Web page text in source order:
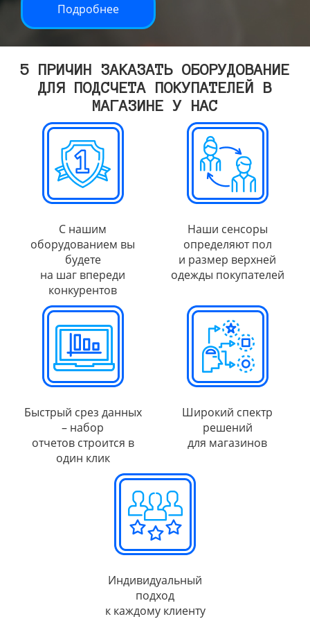
Подробнее
5 ПРИЧИН ЗАКАЗАТЬ ОБОРУДОВАНИЕ
ДЛЯ ПОДСЧЕТА ПОКУПАТЕЛЕЙ В
МАГАЗИНЕ У НАС
С нашим
оборудованием вы
будете
на шаг впереди
конкурентов
Наши сенсоры
определяют пол
и размер верхней
одежды покупателей
Быстрый срез данных
– набор
отчетов строится в
один клик
Широкий спектр
решений
для магазинов
Индивидуальный
подход
к каждому клиенту